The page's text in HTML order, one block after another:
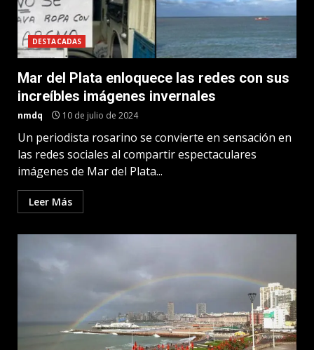
DESTACADAS
Mar del Plata enloquece las redes con sus
increíbles imágenes invernales
nmdq 10 de julio de 2024
Un periodista rosarino se convierte en sensación en
las redes sociales al compartir espectaculares
imágenes de Mar del Plata...
Leer Más